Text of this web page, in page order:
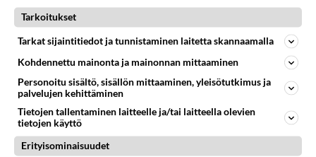
Vetovoima
08.08.2026 14:24
Ikävä
617
Niin kauan tätä
Onko vuotesi menneet hukkaan
587
Aina vaan mietin sua
Miksen saa sinua mielestäni pois
Tarkoitukset
Tarkat sijaintitiedot ja tunnistaminen laitetta skannaamalla
Kohdennettu mainonta ja mainonnan mittaaminen
Personoitu sisältö, sisällön mittaaminen, yleisötutkimus ja
palvelujen kehittäminen
Tietojen tallentaminen laitteelle ja/tai laitteella olevien
tietojen käyttö
Erityisominaisuudet